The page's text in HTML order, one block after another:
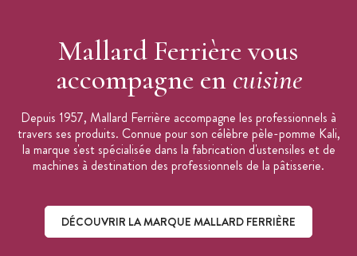
Mallard Ferrière vous
accompagne en cuisine
Depuis 1957, Mallard Ferrière accompagne les professionnels à
travers ses produits. Connue pour son célèbre pèle-pomme Kali,
la marque s'est spécialisée dans la fabrication d'ustensiles et de
machines à destination des professionnels de la pâtisserie.
DÉCOUVRIR LA MARQUE MALLARD FERRIÈRE